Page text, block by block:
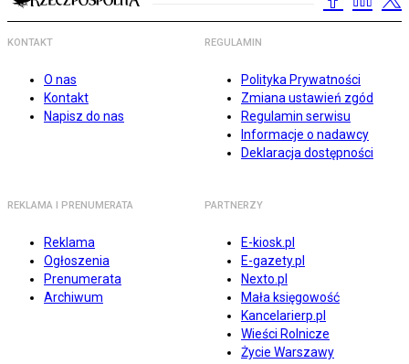
KONTAKT
O nas
Kontakt
Napisz do nas
REGULAMIN
Polityka Prywatności
Zmiana ustawień zgód
Regulamin serwisu
Informacje o nadawcy
Deklaracja dostępności
REKLAMA I PRENUMERATA
Reklama
Ogłoszenia
Prenumerata
Archiwum
PARTNERZY
E-kiosk.pl
E-gazety.pl
Nexto.pl
Mała księgowość
Kancelarierp.pl
Wieści Rolnicze
Życie Warszawy